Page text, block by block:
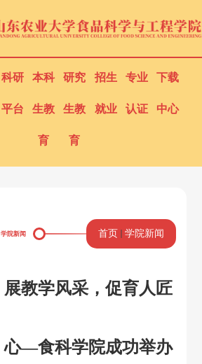
科研
平台
本科
生教
育
研究
生教
育
招生
就业
专业
认证
下载
中心
学院新闻 首页 学院新闻
展教学风采，促育人匠
心—食科学院成功举办